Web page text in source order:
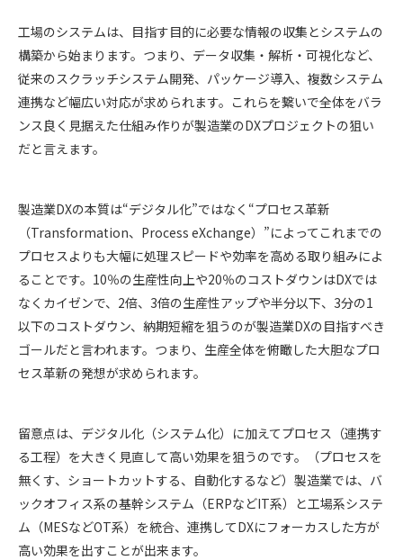
工場のシステムは、目指す目的に必要な情報の収集とシステムの
構築から始まります。つまり、データ収集・解析・可視化など、
従来のスクラッチシステム開発、パッケージ導入、複数システム
連携など幅広い対応が求められます。これらを繋いで全体をバラ
ンス良く見据えた仕組み作りが製造業のDXプロジェクトの狙い
だと言えます。
製造業DXの本質は“デジタル化”ではなく“プロセス革新
（Transformation、Process eXchange）”によってこれまでの
プロセスよりも大幅に処理スピードや効率を高める取り組みによ
ることです。10％の生産性向上や20％のコストダウンはDXでは
なくカイゼンで、2倍、3倍の生産性アップや半分以下、3分の1
以下のコストダウン、納期短縮を狙うのが製造業DXの目指すべき
ゴールだと言われます。つまり、生産全体を俯瞰した大胆なプロ
セス革新の発想が求められます。
留意点は、デジタル化（システム化）に加えてプロセス（連携す
る工程）を大きく見直して高い効果を狙うのです。（プロセスを
無くす、ショートカットする、自動化するなど）製造業では、バ
ックオフィス系の基幹システム（ERPなどIT系）と工場系システ
ム（MESなどOT系）を統合、連携してDXにフォーカスした方が
高い効果を出すことが出来ます。